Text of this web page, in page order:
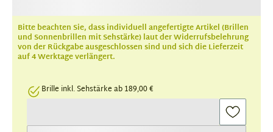
Bitte beachten Sie, dass individuell angefertigte Artikel (Brillen
und Sonnenbrillen mit Sehstärke) laut der Widerrufsbelehrung
von der Rückgabe ausgeschlossen sind und sich die Lieferzeit
auf 4 Werktage verlängert.
Brille inkl. Sehstärke ab 189,00 €